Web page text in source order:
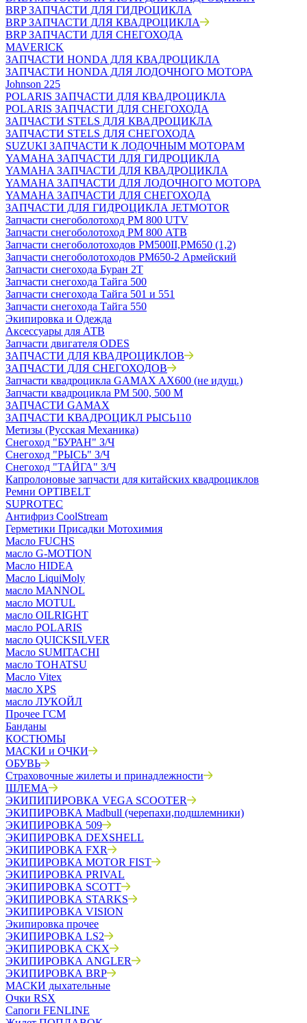
BRP ЗАПЧАСТИ ДЛЯ ГИДРОЦИКЛА
BRP ЗАПЧАСТИ ДЛЯ КВАДРОЦИКЛА
BRP ЗАПЧАСТИ ДЛЯ СНЕГОХОДА
MAVERICK
ЗАПЧАСТИ HONDA ДЛЯ КВАДРОЦИКЛА
ЗАПЧАСТИ HONDA ДЛЯ ЛОДОЧНОГО МОТОРА
Johnson 225
POLARIS ЗАПЧАСТИ ДЛЯ КВАДРОЦИКЛА
POLARIS ЗАПЧАСТИ ДЛЯ СНЕГОХОДА
ЗАПЧАСТИ STELS ДЛЯ КВАДРОЦИКЛА
ЗАПЧАСТИ STELS ДЛЯ СНЕГОХОДА
SUZUKI ЗАПЧАСТИ К ЛОДОЧНЫМ МОТОРАМ
YAMAHA ЗАПЧАСТИ ДЛЯ ГИДРОЦИКЛА
YAMAHA ЗАПЧАСТИ ДЛЯ КВАДРОЦИКЛА
YAMAHA ЗАПЧАСТИ ДЛЯ ЛОДОЧНОГО МОТОРА
YAMAHA ЗАПЧАСТИ ДЛЯ СНЕГОХОДА
ЗАПЧАСТИ ДЛЯ ГИДРОЦИКЛА JETMOTOR
Запчасти снегоболотоход РМ 800 UTV
Запчасти снегоболотоход РМ 800 АТВ
Запчасти снегоболотоходов РМ500II,РМ650 (1,2)
Запчасти снегоболотоходов РМ650-2 Армейский
Запчасти снегохода Буран 2Т
Запчасти снегохода Тайга 500
Запчасти снегохода Тайга 501 и 551
Запчасти снегохода Тайга 550
Экипировка и Одежда
Аксессуары для АТВ
Запчасти двигателя ODES
ЗАПЧАСТИ ДЛЯ КВАДРОЦИКЛОВ
ЗАПЧАСТИ ДЛЯ СНЕГОХОДОВ
Запчасти квадроцикла GAMAX AX600 (не идущ.)
Запчасти квадроцикла РМ 500, 500 М
ЗАПЧАСТИ GAMAX
ЗАПЧАСТИ КВАДРОЦИКЛ РЫСЬ110
Метизы (Русская Механика)
Снегоход "БУРАН" З/Ч
Снегоход "РЫСЬ" З/Ч
Снегоход "ТАЙГА" З/Ч
Капролоновые запчасти для китайских квадроциклов
Ремни OPTIBELT
SUPROTEC
Антифриз CoolStream
Герметики Присадки Мотохимия
Масло FUCHS
масло G-MOTION
Масло HIDEA
Масло LiquiMoly
масло MANNOL
масло MOTUL
масло OILRIGHT
масло POLARIS
масло QUICKSILVER
Масло SUMITACHI
масло TOHATSU
Масло Vitex
масло XPS
масло ЛУКОЙЛ
Прочее ГСМ
Банданы
КОСТЮМЫ
МАСКИ и ОЧКИ
ОБУВЬ
Страховочные жилеты и принадлежности
ШЛЕМА
ЭКИПИПИРОВКА VEGA SCOOTER
ЭКИПИРОВКА Madbull (черепахи,подшлемники)
ЭКИПИРОВКА 509
ЭКИПИРОВКА DEXSHELL
ЭКИПИРОВКА FXR
ЭКИПИРОВКА MOTOR FIST
ЭКИПИРОВКА PRIVAL
ЭКИПИРОВКА SCOTT
ЭКИПИРОВКА STARKS
ЭКИПИРОВКА VISION
Экипировка прочее
ЭКИПИРОВКА LS2
ЭКИПИРОВКА CKX
ЭКИПИРОВКА ANGLER
ЭКИПИРОВКА BRP
МАСКИ дыхательные
Очки RSX
Сапоги FENLINE